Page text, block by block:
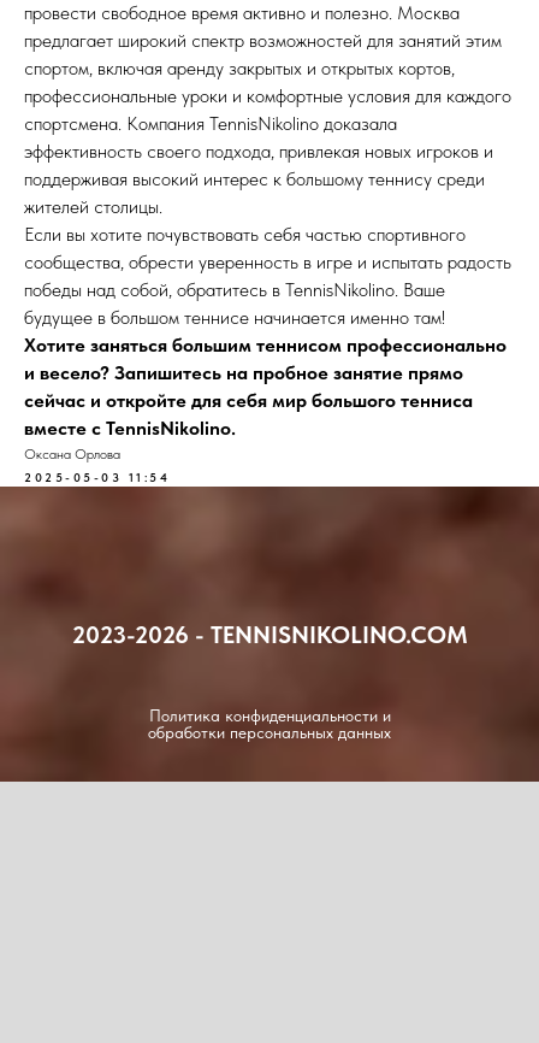
провести свободное время активно и полезно. Москва
предлагает широкий спектр возможностей для занятий этим
спортом, включая аренду закрытых и открытых кортов,
профессиональные уроки и комфортные условия для каждого
спортсмена. Компания TennisNikolino доказала
эффективность своего подхода, привлекая новых игроков и
поддерживая высокий интерес к большому теннису среди
жителей столицы.
Если вы хотите почувствовать себя частью спортивного
сообщества, обрести уверенность в игре и испытать радость
победы над собой, обратитесь в TennisNikolino. Ваше
будущее в большом теннисе начинается именно там!
Хотите заняться большим теннисом профессионально
и весело? Запишитесь на пробное занятие прямо
сейчас и откройте для себя мир большого тенниса
вместе с TennisNikolino.
Оксана Орлова
2025-05-03 11:54
2023-2026 - TENNISNIKOLINO.COM
Политика конфиденциальности и
обработки персональных данных